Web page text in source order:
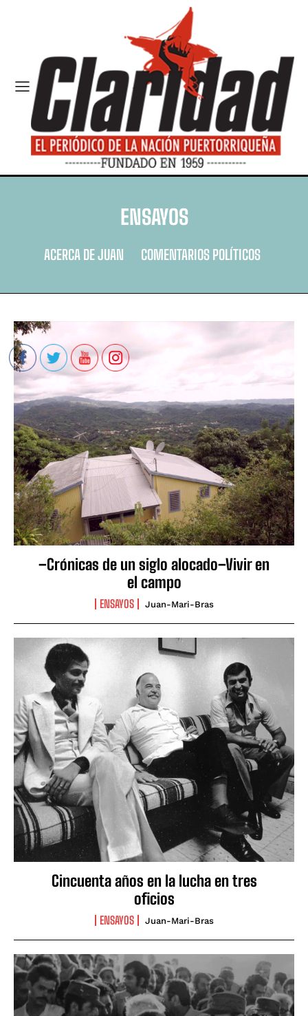
ENSAYOS
ACERCA DE JUAN COMENTARIOS POLÍTICOS
–Crónicas de un siglo alocado–Vivir en
el campo
ENSAYOS Juan-Mari-Bras
Cincuenta años en la lucha en tres
oficios
ENSAYOS Juan-Mari-Bras